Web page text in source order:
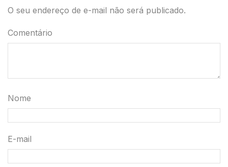
O seu endereço de e-mail não será publicado.
Comentário
Nome
E-mail